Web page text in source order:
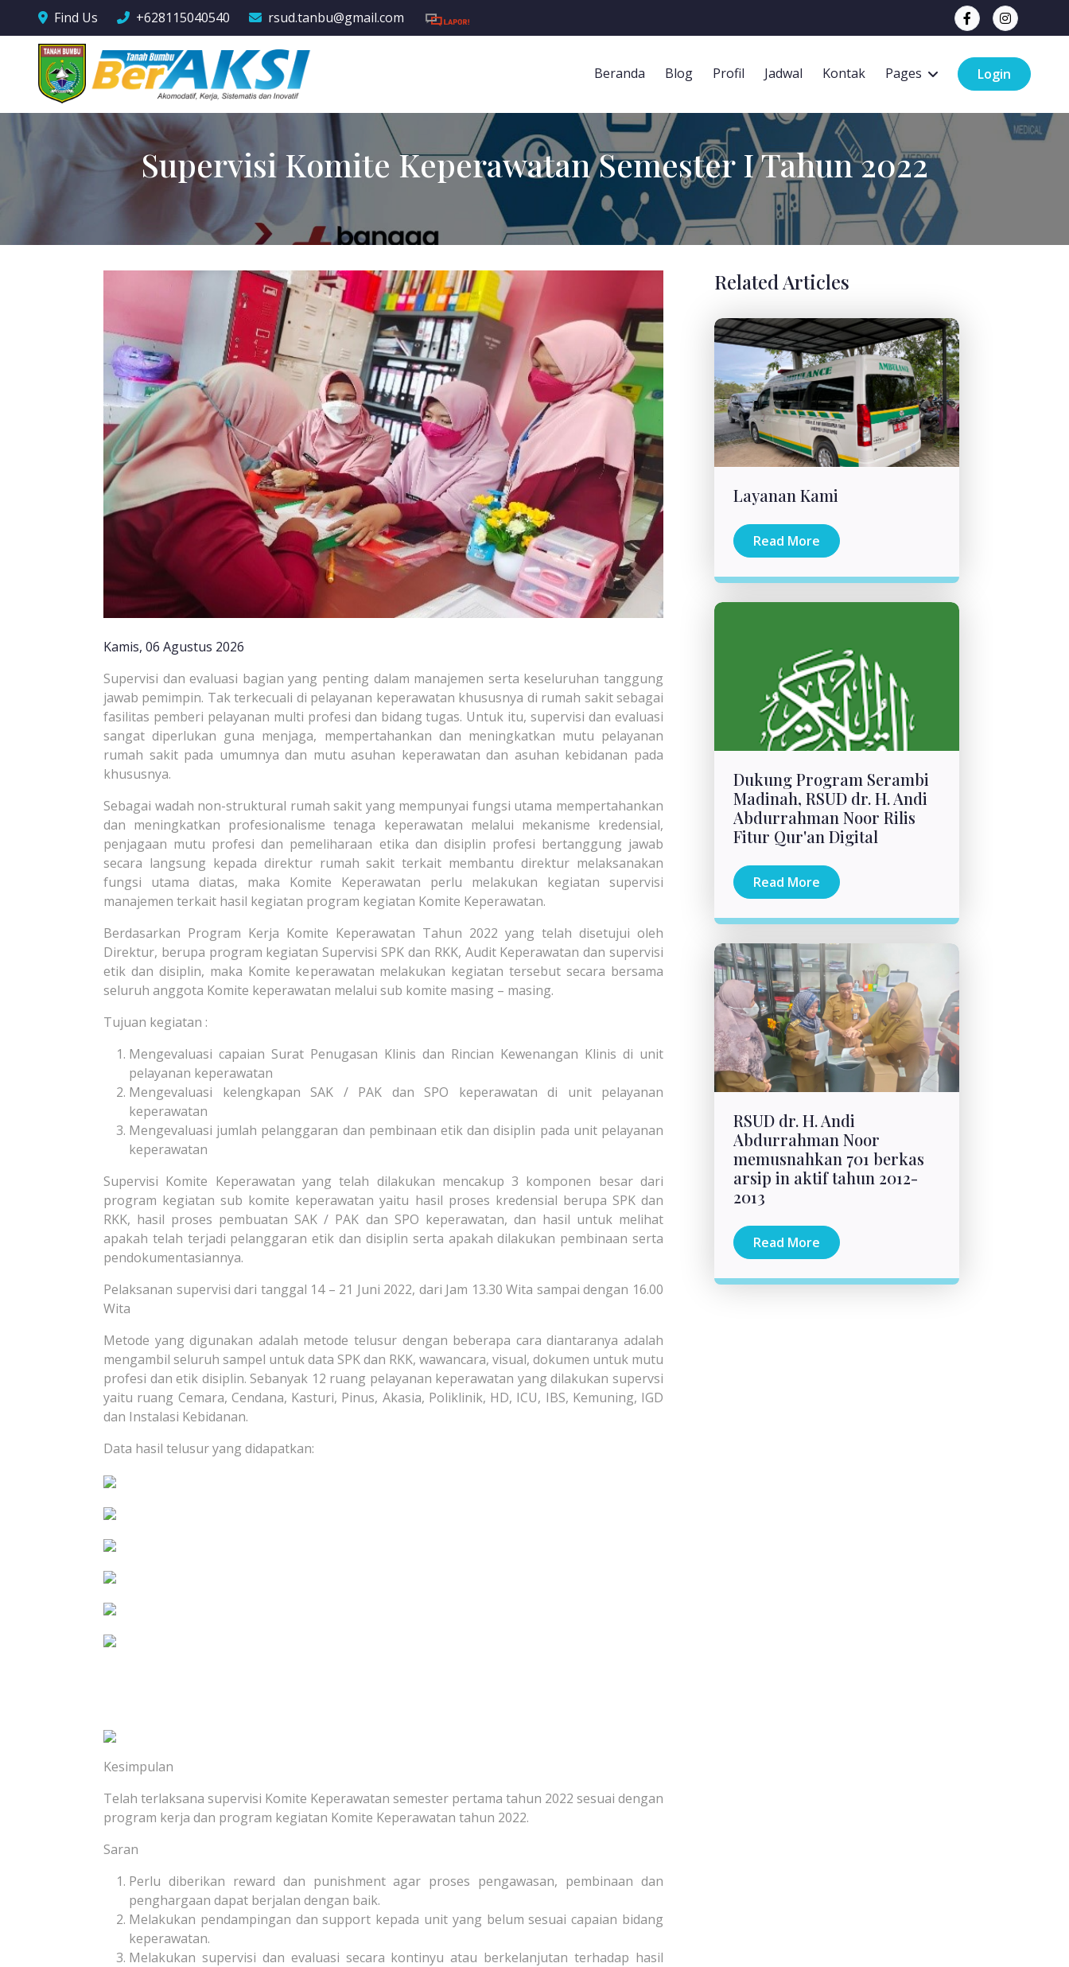
Find Us +628115040540 rsud.tanbu@gmail.com
Beranda Blog Profil Jadwal Kontak Pages Login
Supervisi Komite Keperawatan Semester I Tahun 2022
Kamis, 06 Agustus 2026
Supervisi dan evaluasi bagian yang penting dalam manajemen serta keseluruhan tanggung
jawab pemimpin. Tak terkecuali di pelayanan keperawatan khususnya di rumah sakit sebagai
fasilitas pemberi pelayanan multi profesi dan bidang tugas. Untuk itu, supervisi dan evaluasi
sangat diperlukan guna menjaga, mempertahankan dan meningkatkan mutu pelayanan
rumah sakit pada umumnya dan mutu asuhan keperawatan dan asuhan kebidanan pada
khususnya.
Sebagai wadah non-struktural rumah sakit yang mempunyai fungsi utama mempertahankan
dan meningkatkan profesionalisme tenaga keperawatan melalui mekanisme kredensial,
penjagaan mutu profesi dan pemeliharaan etika dan disiplin profesi bertanggung jawab
secara langsung kepada direktur rumah sakit terkait membantu direktur melaksanakan
fungsi utama diatas, maka Komite Keperawatan perlu melakukan kegiatan supervisi
manajemen terkait hasil kegiatan program kegiatan Komite Keperawatan.
Berdasarkan Program Kerja Komite Keperawatan Tahun 2022 yang telah disetujui oleh
Direktur, berupa program kegiatan Supervisi SPK dan RKK, Audit Keperawatan dan supervisi
etik dan disiplin, maka Komite keperawatan melakukan kegiatan tersebut secara bersama
seluruh anggota Komite keperawatan melalui sub komite masing – masing.
Tujuan kegiatan :
Mengevaluasi capaian Surat Penugasan Klinis dan Rincian Kewenangan Klinis di unit
pelayanan keperawatan
Mengevaluasi kelengkapan SAK / PAK dan SPO keperawatan di unit pelayanan
keperawatan
Mengevaluasi jumlah pelanggaran dan pembinaan etik dan disiplin pada unit pelayanan
keperawatan
Supervisi Komite Keperawatan yang telah dilakukan mencakup 3 komponen besar dari
program kegiatan sub komite keperawatan yaitu hasil proses kredensial berupa SPK dan
RKK, hasil proses pembuatan SAK / PAK dan SPO keperawatan, dan hasil untuk melihat
apakah telah terjadi pelanggaran etik dan disiplin serta apakah dilakukan pembinaan serta
pendokumentasiannya.
Pelaksanan supervisi dari tanggal 14 – 21 Juni 2022, dari Jam 13.30 Wita sampai dengan 16.00
Wita
Metode yang digunakan adalah metode telusur dengan beberapa cara diantaranya adalah
mengambil seluruh sampel untuk data SPK dan RKK, wawancara, visual, dokumen untuk mutu
profesi dan etik disiplin. Sebanyak 12 ruang pelayanan keperawatan yang dilakukan supervsi
yaitu ruang Cemara, Cendana, Kasturi, Pinus, Akasia, Poliklinik, HD, ICU, IBS, Kemuning, IGD
dan Instalasi Kebidanan.
Data hasil telusur yang didapatkan:
Kesimpulan
Telah terlaksana supervisi Komite Keperawatan semester pertama tahun 2022 sesuai dengan
program kerja dan program kegiatan Komite Keperawatan tahun 2022.
Saran
Perlu diberikan reward dan punishment agar proses pengawasan, pembinaan dan
penghargaan dapat berjalan dengan baik.
Melakukan pendampingan dan support kepada unit yang belum sesuai capaian bidang
keperawatan.
Melakukan supervisi dan evaluasi secara kontinyu atau berkelanjutan terhadap hasil
Related Articles
Layanan Kami
Read More
Dukung Program Serambi
Madinah, RSUD dr. H. Andi
Abdurrahman Noor Rilis
Fitur Qur'an Digital
Read More
RSUD dr. H. Andi
Abdurrahman Noor
memusnahkan 701 berkas
arsip in aktif tahun 2012-
2013
Read More